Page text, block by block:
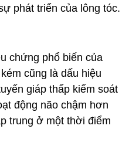
phát triển của lông tóc.
chứng phổ biến của
cũng là dấu hiệu
giáp thấp kiểm soát
động não chậm hơn
trung ở một thời điểm